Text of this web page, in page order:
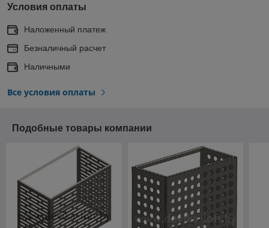
Условия оплаты
Наложенный платеж
Безналичный расчет
Наличными
Все условия оплаты
Подобные товары компании